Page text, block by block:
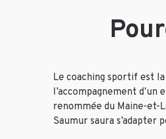
Le coaching sportif est
l’accompagnement d’un
renommée du Maine-et-
Saumur saura s’adapter